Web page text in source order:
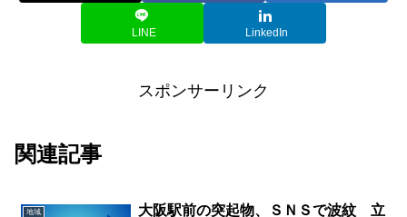
LINE LinkedIn
スポンサーリンク
関連記事
地域 大阪駅前の突起物、ＳＮＳで波紋 立